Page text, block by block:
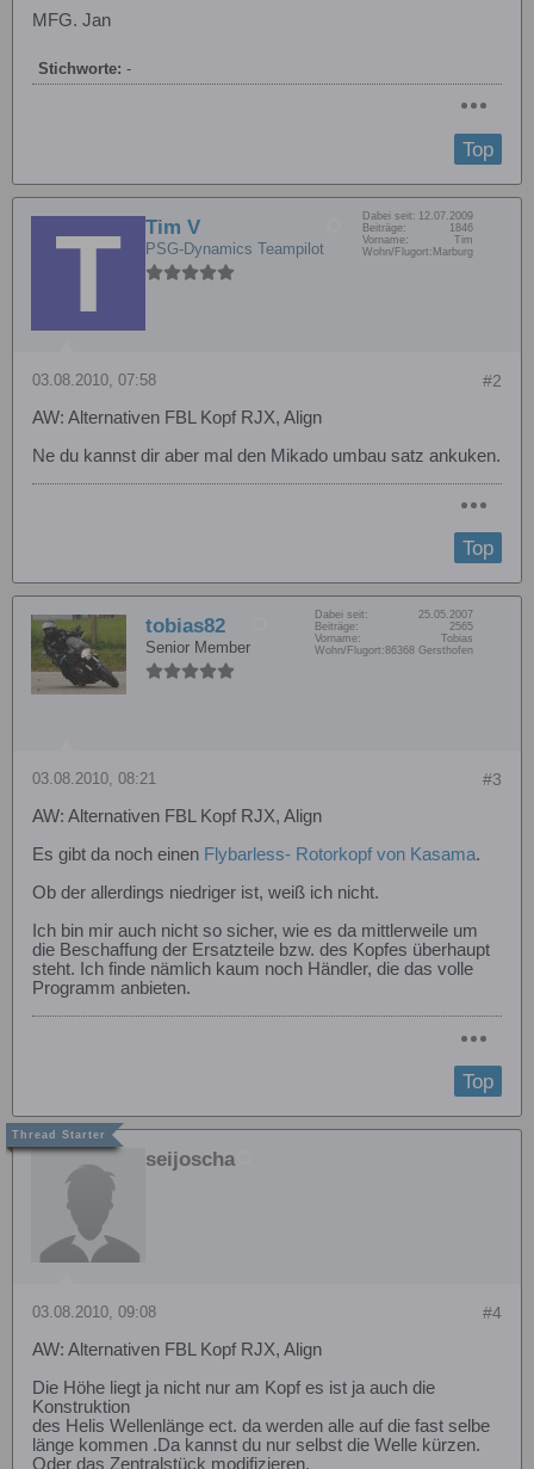
MFG. Jan
Stichworte: -
Top
Tim V
PSG-Dynamics Teampilot
Dabei seit: 12.07.2009
Beiträge:
1846
Vorname:
Tim
Wohn/Flugort: Marburg
#2
03.08.2010, 07:58
AW: Alternativen FBL Kopf RJX, Align
Ne du kannst dir aber mal den Mikado umbau satz ankuken.
Top
tobias82
Senior Member
Dabei seit:
25.05.2007
Beiträge:
2565
Vorname:
Tobias
Wohn/Flugort:86368 Gersthofen
#3
03.08.2010, 08:21
AW: Alternativen FBL Kopf RJX, Align
Es gibt da noch einen Flybarless- Rotorkopf von Kasama.
Ob der allerdings niedriger ist, weiß ich nicht.
Ich bin mir auch nicht so sicher, wie es da mittlerweile um
die Beschaffung der Ersatzteile bzw. des Kopfes überhaupt
steht. Ich finde nämlich kaum noch Händler, die das volle
Programm anbieten.
Top
seijoscha
#4
03.08.2010, 09:08
AW: Alternativen FBL Kopf RJX, Align
Die Höhe liegt ja nicht nur am Kopf es ist ja auch die
Konstruktion
des Helis Wellenlänge ect. da werden alle auf die fast selbe
länge kommen .Da kannst du nur selbst die Welle kürzen.
Oder das Zentralstück modifizieren.